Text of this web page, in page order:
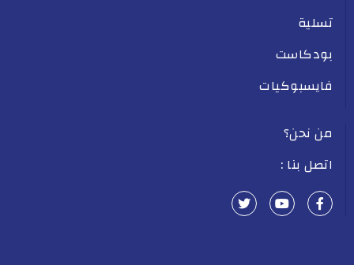
تسلية
بودكاست
فايسبوكيات
من نحن؟
اتصل بنا :